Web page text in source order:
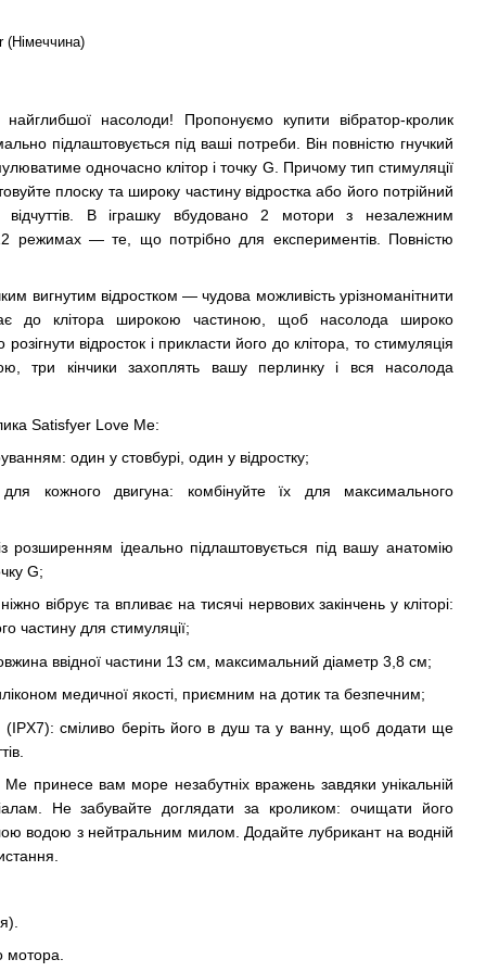
(Німеччина)
насолоди! Пропонуємо купити вібратор-кролик
підлаштовується під ваші потреби. Він повністю гнучкий
одночасно клітор і точку G. Причому тип стимуляції
плоску та широку частину відростка або його потрійний
відчуттів. В іграшку вбудовано 2 мотори з незалежним
режимах — те, що потрібно для експериментів. Повністю
вигнутим відростком — чудова можливість урізноманітнити
до клітора широкою частиною, щоб насолода широко
відросток і прикласти його до клітора, то стимуляція
три кінчики захоплять вашу перлинку і вся насолода
Satisfyer Love Me:
один у стовбурі, один у відростку;
кожного двигуна: комбінуйте їх для максимального
розширенням ідеально підлаштовується під вашу анатомію
G;
вібрує та впливає на тисячі нервових закінчень у кліторі:
частину для стимуляції;
ввідної частини 13 см, максимальний діаметр 3,8 см;
медичної якості, приємним на дотик та безпечним;
(IPX7): сміливо беріть його в душ та у ванну, щоб додати ще
принесе вам море незабутніх вражень завдяки унікальній
Не забувайте доглядати за кроликом: очищати його
водою з нейтральним милом. Додайте лубрикант на водній
мотора.